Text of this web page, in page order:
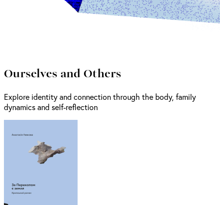
Ourselves and Others
Explore identity and connection through the body, family
dynamics and self-reflection